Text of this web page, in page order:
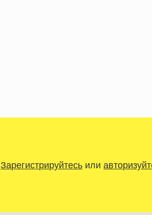
Зарегистрируйтесьили